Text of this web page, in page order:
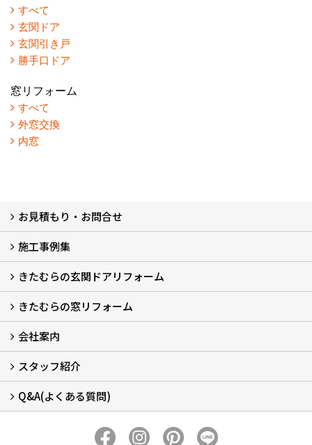
すべて
玄関ドア
玄関引き戸
勝手口ドア
窓リフォーム
すべて
外窓交換
内窓
お見積もり・お問合せ
LINEで概算見積もり
チャットで質問
問い合わせフォームから
オンライン相談
電話で相談
無料現地調査をご希望の方
施工事例集
玄関ドアリフォーム
玄関引戸リフォーム
勝手口ドアリフォーム
窓リフォーム
きたむらの玄関ドアリフォーム
玄関ドアリフォームについて
リシェントについて (23)
・玄関ドアバリエーション (52)
・玄関引戸バリエーション (44)
・勝手口ドアバリエーション (11)
安心の自社施工
無料点検
保証について
価格について
概算見積について (2)
きたむらの窓リフォーム
窓リフォームについて (5)
・内窓設置-LIXILインプラス
・内窓設置-AGCまどまど
・窓交換
・エコガラス交換
・防犯・防災ガラス交換
会社案内
会社概要 (2)
ブログ
アクセス
施工エリア
施工までの流れ
SNSインフォメーション
チャット機能
オンライン打合わせ
補助金について (2)
スタッフ紹介
スタッフ紹介
Q&A(よくある質問)